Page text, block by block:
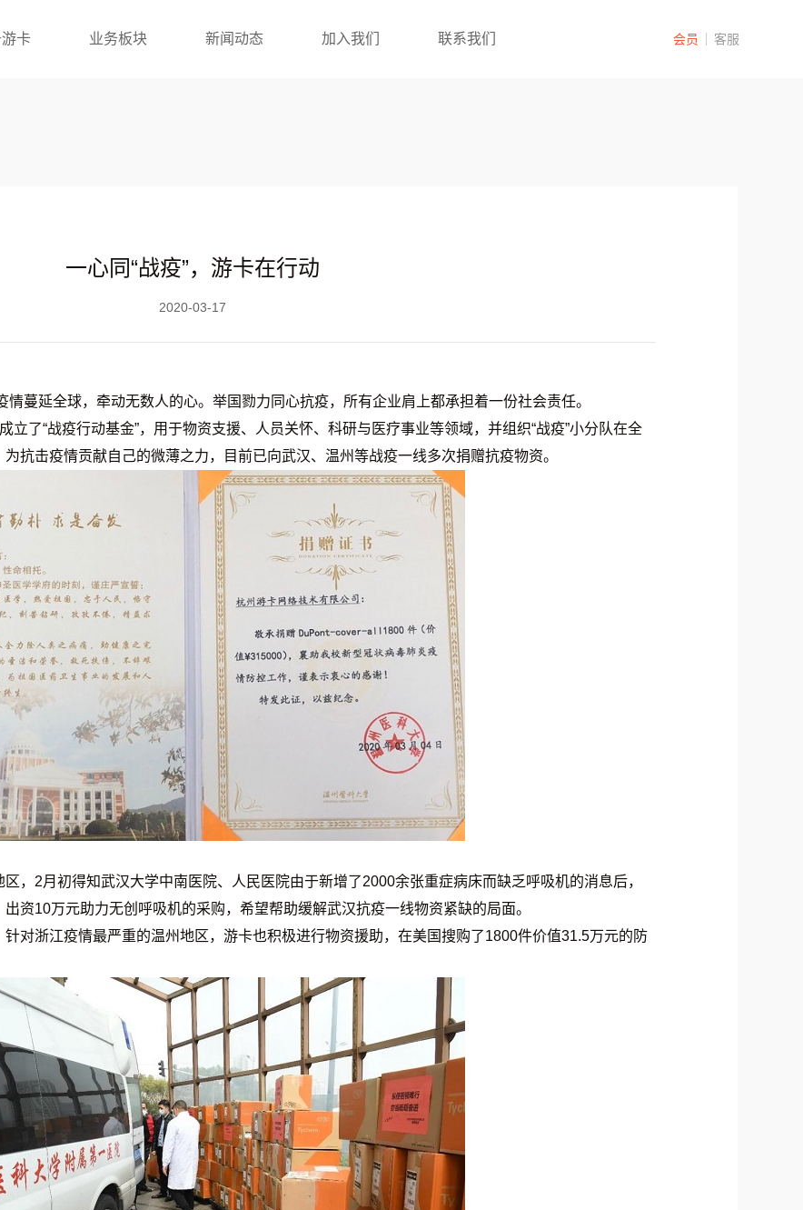
会员 客服
卡 业务板块 新闻动态 加入我们 联系我们
一心同“战疫”，游卡在行动
2020-03-17
蔓延全球，牵动无数人的心。举国勠力同心抗疫，所有企业肩上都承担着一份社会责任。
立了“战疫行动基金”，用于物资支援、人员关怀、科研与医疗事业等领域，并组织“战疫”小分队在全
抗击疫情贡献自己的微薄之力，目前已向武汉、温州等战疫一线多次捐赠抗疫物资。
，2月初得知武汉大学中南医院、人民医院由于新增了2000余张重症病床而缺乏呼吸机的消息后，
资10万元助力无创呼吸机的采购，希望帮助缓解武汉抗疫一线物资紧缺的局面。
对浙江疫情最严重的温州地区，游卡也积极进行物资援助，在美国搜购了1800件价值31.5万元的防